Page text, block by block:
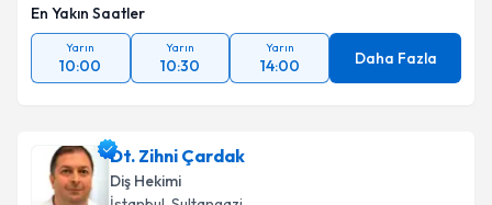
En Yakın Saatler
Yarın
10:00
Yarın
10:30
Yarın
14:00 Daha Fazla
Dt. Zihni Çardak
Diş Hekimi